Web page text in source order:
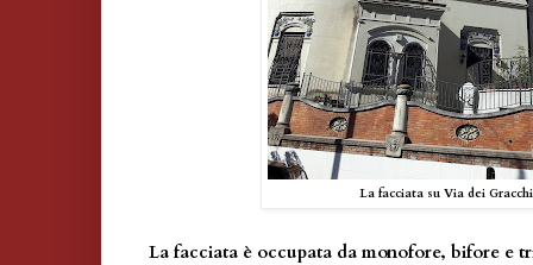
La facciata su Via dei Gracchi
La facciata è occupata da monofore, bifore e